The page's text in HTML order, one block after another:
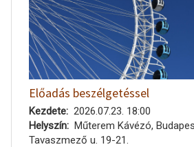
Előadás beszélgetéssel
Kezdete
2026.07.23. 18:00
Helyszín
Műterem Kávézó,
Tavaszmező u. 19-21.